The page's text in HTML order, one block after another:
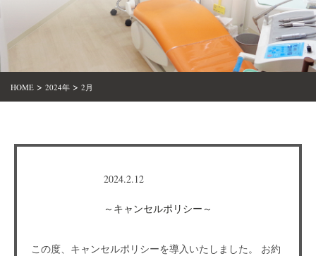
HOME > 2024年 > 2月
2024.2.12
～キャンセルポリシー～
この度、キャンセルポリシーを導入いたしました。 お約